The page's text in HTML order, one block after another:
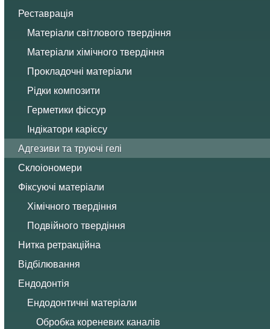
Реставрація
Матеріали світлового твердіння
Матеріали хімічного твердіння
Прокладочні матеріали
Рідки композити
Герметики фіссур
Індікатори карієсу
Адгезиви та труючі гелі
Склоіономери
Фіксуючі матеріали
Хімічного твердіння
Подвійного твердіння
Нитка ретракційна
Відбілювання
Ендодонтія
Ендодонтичні матеріали
Обробка кореневих каналів